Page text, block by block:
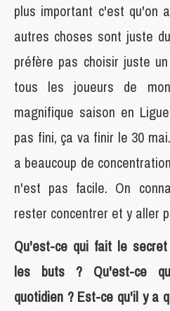
plus important c'est qu'on
autres choses sont juste
préfère pas choisir juste
tous les joueurs de
magnifique saison en
pas fini, ça va finir le 30
a beaucoup de
n'est pas facile. On
rester concentrer et y aller
Qu'est-ce qui fait le
les buts ? Qu'est-ce
quotidien ? Est-ce qu'il y a